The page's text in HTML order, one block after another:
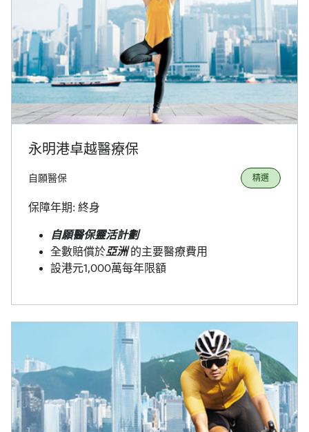
永明港卓越醫療保
自願醫保 精選
保障年期: 終身
自願醫保靈活計劃
全數賠償於亞洲的主要醫療費用
設港元1,000萬每年限額